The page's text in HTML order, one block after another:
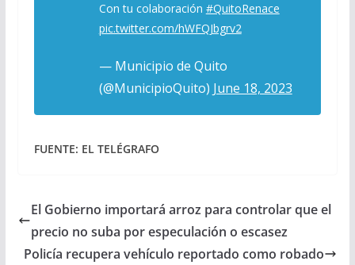
Con tu colaboración #QuitoRenace
pic.twitter.com/hWFQJbgrv2
— Municipio de Quito
(@MunicipioQuito) June 18, 2023
FUENTE: EL TELÉGRAFO
El Gobierno importará arroz para controlar que el
precio no suba por especulación o escasez
Policía recupera vehículo reportado como robado